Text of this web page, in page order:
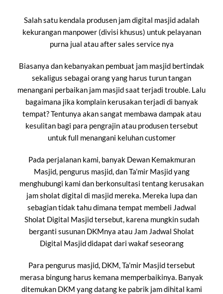
Salah satu kendala produsen jam digital masjid adalah
kekurangan manpower (divisi khusus) untuk pelayanan
purna jual atau after sales service nya
Biasanya dan kebanyakan pembuat jam masjid bertindak
sekaligus sebagai orang yang harus turun tangan
menangani perbaikan jam masjid saat terjadi trouble. Lalu
bagaimana jika komplain kerusakan terjadi di banyak
tempat? Tentunya akan sangat membawa dampak atau
kesulitan bagi para pengrajin atau produsen tersebut
untuk full menangani keluhan customer
Pada perjalanan kami, banyak Dewan Kemakmuran
Masjid, pengurus masjid, dan Ta’mir Masjid yang
menghubungi kami dan berkonsultasi tentang kerusakan
jam sholat digital di masjid mereka. Mereka lupa dan
sebagian tidak tahu dimana tempat membeli Jadwal
Sholat Digital Masjid tersebut, karena mungkin sudah
berganti susunan DKMnya atau Jam Jadwal Sholat
Digital Masjid didapat dari wakaf seseorang
Para pengurus masjid, DKM, Ta’mir Masjid tersebut
merasa bingung harus kemana memperbaikinya. Banyak
ditemukan DKM yang datang ke pabrik jam dihital kami